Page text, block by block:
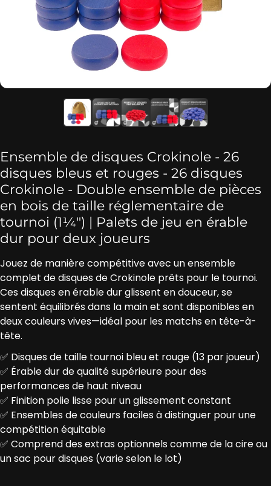
Ensemble de disques Crokinole - 26
disques bleus et rouges - 26 disques
Crokinole - Double ensemble de pièces
en bois de taille réglementaire de
tournoi (1¼″) | Palets de jeu en érable
dur pour deux joueurs
Jouez de manière compétitive avec un ensemble
complet de disques de Crokinole prêts pour le tournoi.
Ces disques en érable dur glissent en douceur, se
sentent équilibrés dans la main et sont disponibles en
deux couleurs vives—idéal pour les matchs en tête-à-
tête.
✅ Disques de taille tournoi bleu et rouge (13 par joueur)
✅ Érable dur de qualité supérieure pour des
performances de haut niveau
✅ Finition polie lisse pour un glissement constant
✅ Ensembles de couleurs faciles à distinguer pour une
compétition équitable
✅ Comprend des extras optionnels comme de la cire ou
un sac pour disques (varie selon le lot)